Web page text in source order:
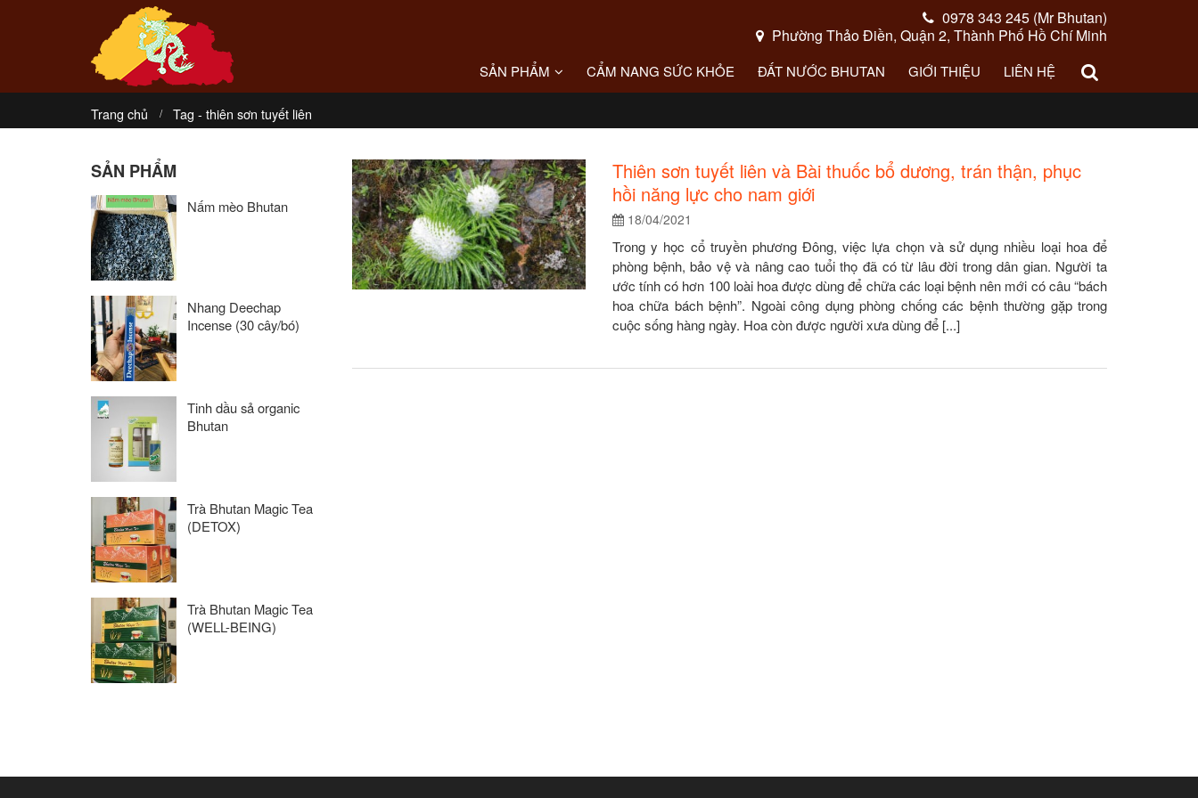
0978 343 245 (Mr Bhutan)
Phường Thảo Điền, Quận 2, Thành Phố Hồ Chí Minh
SẢN PHẨM CẨM NANG SỨC KHỎE ĐẤT NƯỚC BHUTAN GIỚI THIỆU LIÊN HỆ
Trang chủ Tag - thiên sơn tuyết liên
Thiên sơn tuyết liên và Bài thuốc bổ dương, trán thận, phục
hồi năng lực cho nam giới
18/04/2021
Trong y học cổ truyền phương Đông, việc lựa chọn và sử dụng nhiều loại hoa để
phòng bệnh, bảo vệ và nâng cao tuổi thọ đã có từ lâu đời trong dân gian. Người ta
ước tính có hơn 100 loài hoa được dùng để chữa các loại bệnh nên mới có câu “bách
hoa chữa bách bệnh”. Ngoài công dụng phòng chống các bệnh thường gặp trong
cuộc sống hàng ngày. Hoa còn được người xưa dùng để [...]
SẢN PHẨM
Nấm mèo Bhutan
Nhang Deechap
Incense (30 cây/bó)
Tinh dầu sả organic
Bhutan
Trà Bhutan Magic Tea
(DETOX)
Trà Bhutan Magic Tea
(WELL-BEING)